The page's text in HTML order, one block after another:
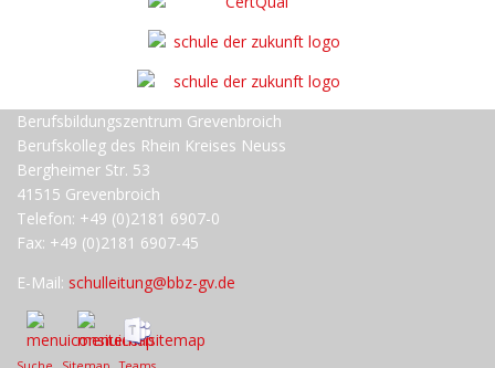
Berufsbildungszentrum Grevenbroich
Berufskolleg des Rhein Kreises Neuss
Bergheimer Str. 53
41515 Grevenbroich
Telefon: +49 (0)2181 6907-0
Fax: +49 (0)2181 6907-45
E-Mail: schulleitung@bbz-gv.de